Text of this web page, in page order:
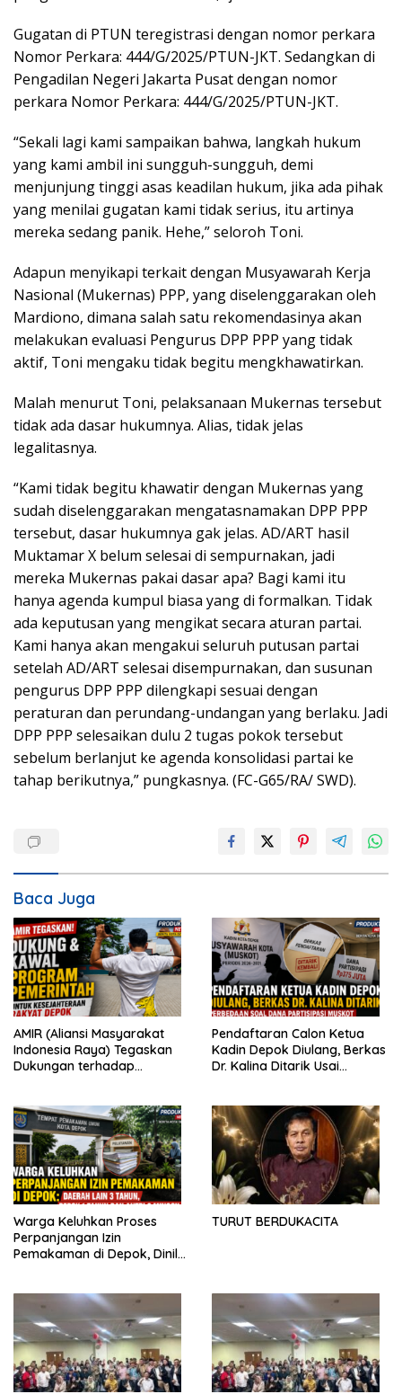
Gugatan di PTUN teregistrasi dengan nomor perkara
Nomor Perkara: 444/G/2025/PTUN-JKT. Sedangkan di
Pengadilan Negeri Jakarta Pusat dengan nomor
perkara Nomor Perkara: 444/G/2025/PTUN-JKT.
“Sekali lagi kami sampaikan bahwa, langkah hukum
yang kami ambil ini sungguh-sungguh, demi
menjunjung tinggi asas keadilan hukum, jika ada pihak
yang menilai gugatan kami tidak serius, itu artinya
mereka sedang panik. Hehe,” seloroh Toni.
Adapun menyikapi terkait dengan Musyawarah Kerja
Nasional (Mukernas) PPP, yang diselenggarakan oleh
Mardiono, dimana salah satu rekomendasinya akan
melakukan evaluasi Pengurus DPP PPP yang tidak
aktif, Toni mengaku tidak begitu mengkhawatirkan.
Malah menurut Toni, pelaksanaan Mukernas tersebut
tidak ada dasar hukumnya. Alias, tidak jelas
legalitasnya.
“Kami tidak begitu khawatir dengan Mukernas yang
sudah diselenggarakan mengatasnamakan DPP PPP
tersebut, dasar hukumnya gak jelas. AD/ART hasil
Muktamar X belum selesai di sempurnakan, jadi
mereka Mukernas pakai dasar apa? Bagi kami itu
hanya agenda kumpul biasa yang di formalkan. Tidak
ada keputusan yang mengikat secara aturan partai.
Kami hanya akan mengakui seluruh putusan partai
setelah AD/ART selesai disempurnakan, dan susunan
pengurus DPP PPP dilengkapi sesuai dengan
peraturan dan perundang-undangan yang berlaku. Jadi
DPP PPP selesaikan dulu 2 tugas pokok tersebut
sebelum berlanjut ke agenda konsolidasi partai ke
tahap berikutnya,” pungkasnya. (FC-G65/RA/ SWD).
Baca Juga
AMIR (Aliansi Masyarakat
Indonesia Raya) Tegaskan
Dukungan terhadap
Pendaftaran Calon Ketua
Kadin Depok Diulang, Berkas
Dr. Kalina Ditarik Usai
Warga Keluhkan Proses
Perpanjangan Izin
Pemakaman di Depok, Dinilai
TURUT BERDUKACITA